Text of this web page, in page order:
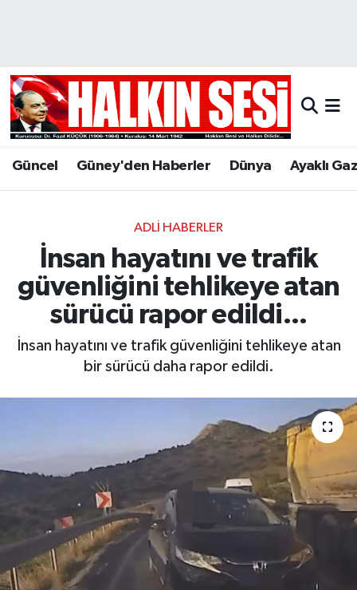
Güncel Güney'den Haberler Dünya Ayaklı
ADLI HABERLER
İnsan hayatını ve trafik
güvenliğini tehlikeye atan
sürücü rapor edildi...
İnsan hayatını ve trafik güvenliğini tehlikeye atan
bir sürücü daha rapor edildi.
Hava Durumu
Trafik Durumu
Tüm Manşetler
Son Dakika Haberleri
Haber Arşivi